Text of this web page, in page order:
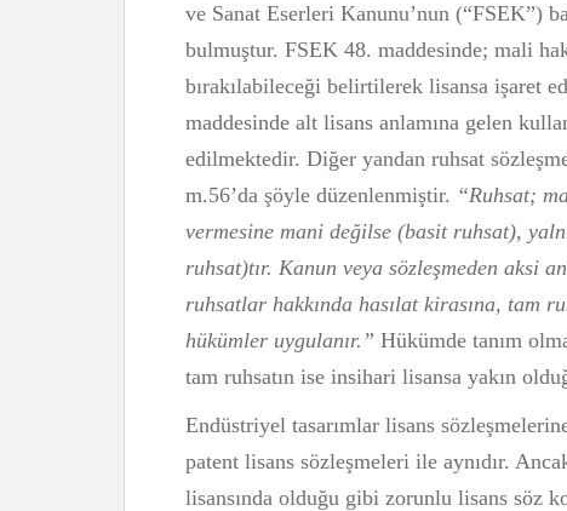
ve Sanat Eserleri Kanunu’nun (“FSEK”)
bulmuştur. FSEK 48. maddesinde; mali
bırakılabileceği belirtilerek lisansa işaret
maddesinde alt lisans anlamına gelen
edilmektedir. Diğer yandan ruhsat
m.56’da şöyle düzenlenmiştir. “Ruhsat;
vermesine mani değilse (basit ruhsat),
ruhsat)tır. Kanun veya sözleşmeden aksi
ruhsatlar hakkında hasılat kirasına, tam
hükümler uygulanır.” Hükümde tanım
tam ruhsatın ise insihari lisansa yakın
Endüstriyel tasarımlar lisans
patent lisans sözleşmeleri ile aynıdır.
lisansında olduğu gibi zorunlu lisans söz